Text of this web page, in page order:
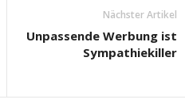
Nächster Artikel
Unpassende Werbung ist
Sympathiekiller